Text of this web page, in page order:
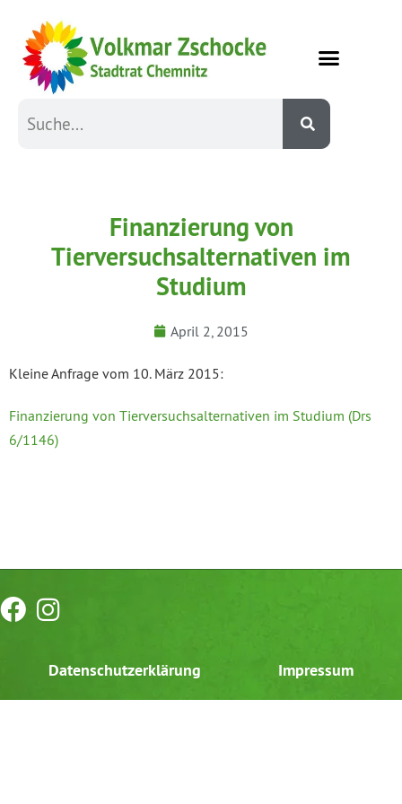
Finanzierung von
Tierversuchsalternativen im
Studium
April 2, 2015
Kleine Anfrage vom 10. März 2015:
Finanzierung von Tierversuchsalternativen im Studium (Drs
6/1146)
Datenschutzerklärung Impressum